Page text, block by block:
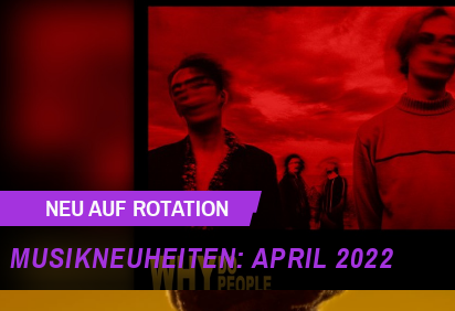
NEU AUF ROTATION
MUSIKNEUHEITEN: APRIL 2022